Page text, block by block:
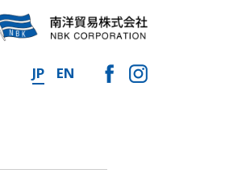
JP EN